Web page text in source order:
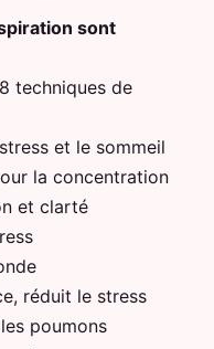
sont
techniques de
et le sommeil
la concentration
et clarté
réduit le stress
poumons